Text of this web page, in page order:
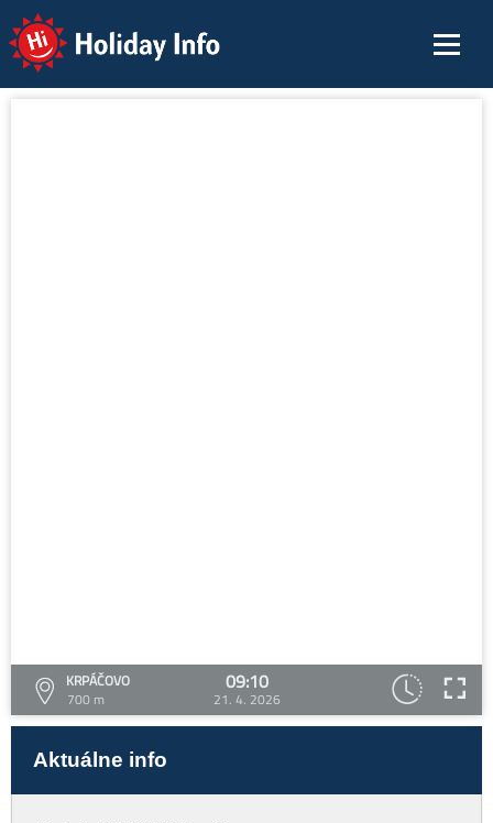
Holiday Info
KRPÁČOVO
700 m
09:10
21. 4. 2026
Aktuálne info